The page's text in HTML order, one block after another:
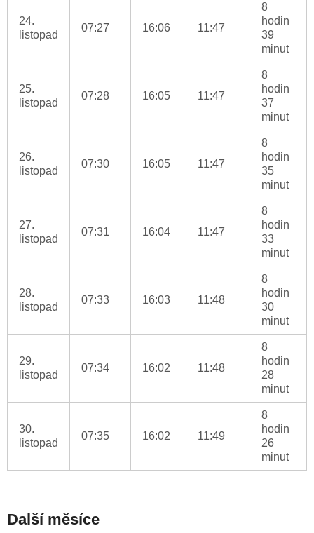
24.
listopad
07:27 16:06 11:47
8
hodin
39
minut
25.
listopad
07:28 16:05 11:47
8
hodin
37
minut
26.
listopad
07:30 16:05 11:47
8
hodin
35
minut
27.
listopad
07:31 16:04 11:47
8
hodin
33
minut
28.
listopad
07:33 16:03 11:48
8
hodin
30
minut
29.
listopad
07:34 16:02 11:48
8
hodin
28
minut
30.
listopad
07:35 16:02 11:49
8
hodin
26
minut
Další měsíce